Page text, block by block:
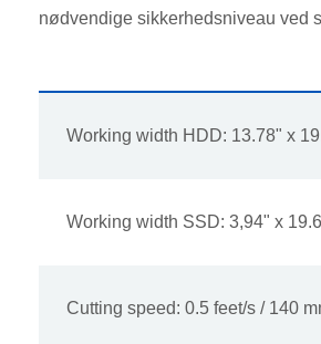
nødvendige sikkerhedsniveau ved
Working width HDD: 13.78" x
Working width SSD: 3,94" x
Cutting speed: 0.5 feet/s / 140